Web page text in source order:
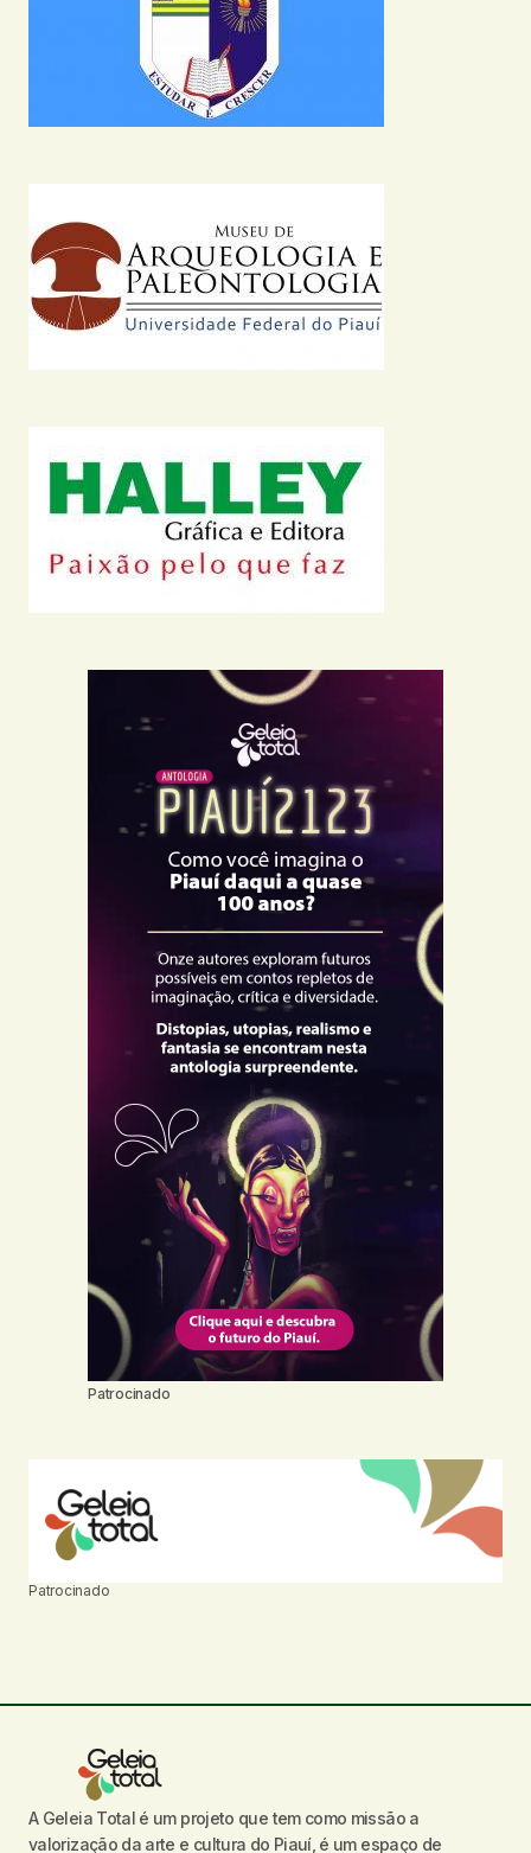
Patrocinado
Patrocinado
A Geleia Total é um projeto que tem como missão a
valorização da arte e cultura do Piauí, é um espaço de